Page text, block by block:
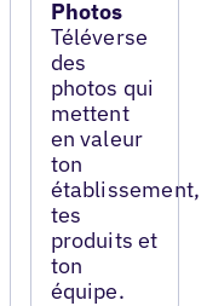
Photos
Téléverse
des
photos qui
mettent
en valeur
ton
établissement,
tes
produits et
ton
équipe.